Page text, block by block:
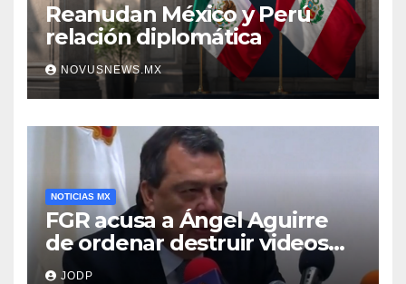
Reanudan México y Perú
relación diplomática
NOVUSNEWS.MX
NOTICIAS MX
FGR acusa a Ángel Aguirre
de ordenar destruir videos
clave del caso Ayotzinapa
JODP